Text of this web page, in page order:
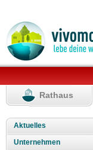
Rathaus
Aktuelles
Unternehmen